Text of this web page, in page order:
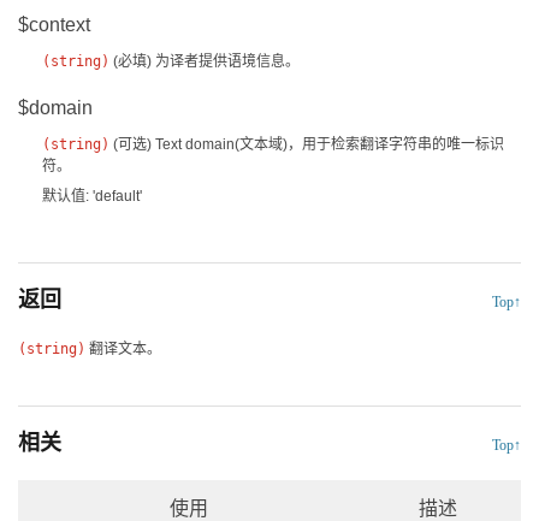
$context
( string) (必填) 为译者提供语境信息。
$domain
( string) (可选) Text domain(文本域)，用于检索翻译字符串的唯一标识
符。
默认值: 'default'
返回 Top↑
(string) 翻译文本。
相关 Top↑
使用 描述